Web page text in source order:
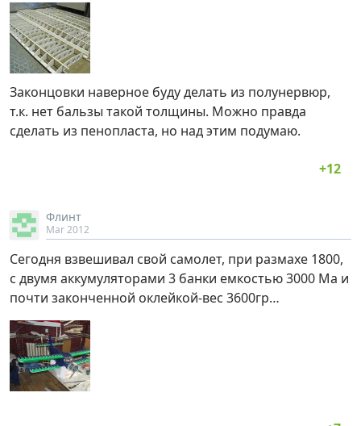
Законцовки наверное буду делать из полунервюр,
т.к. нет бальзы такой толщины. Можно правда
сделать из пенопласта, но над этим подумаю.
Флинт
Mar 2012
Сегодня взвешивал свой самолет, при размахе 1800,
с двумя аккумуляторами 3 банки емкостью 3000 Ма и
почти законченной оклейкой-вес 3600гр…